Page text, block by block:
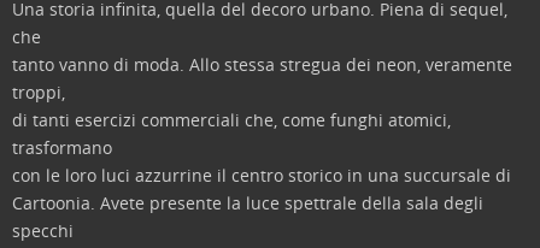
Una storia infinita, quella del decoro urbano. Piena di sequel,
che
tanto vanno di moda. Allo stessa stregua dei neon, veramente
troppi,
di tanti esercizi commerciali che, come funghi atomici,
trasformano
con le loro luci azzurrine il centro storico in una succursale di
Cartoonia. Avete presente la luce spettrale della sala degli
specchi